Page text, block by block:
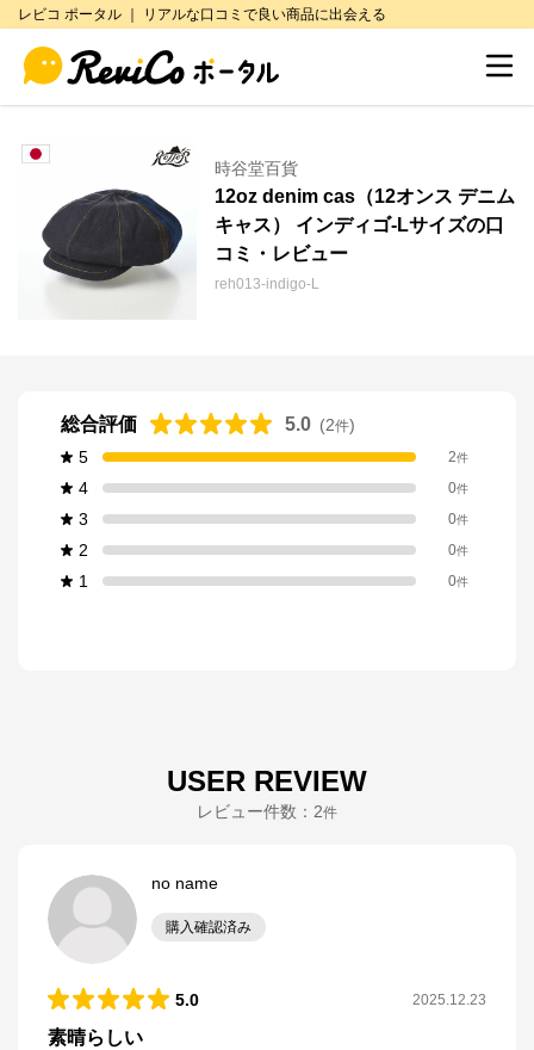
レビコ ポータル ｜ リアルな口コミで良い商品に出会える
時谷堂百貨
12oz denim cas（12オンス デニム
キャス） インディゴ-Lサイズの口
コミ・レビュー
reh013-indigo-L
総合評価 5.0 (2件)
5
2件
4 0件
3 0件
2 0件
1 0件
USER REVIEW
レビュー件数： 2件
no name
購入確認済み
5.0 2025.12.23
素晴らしい